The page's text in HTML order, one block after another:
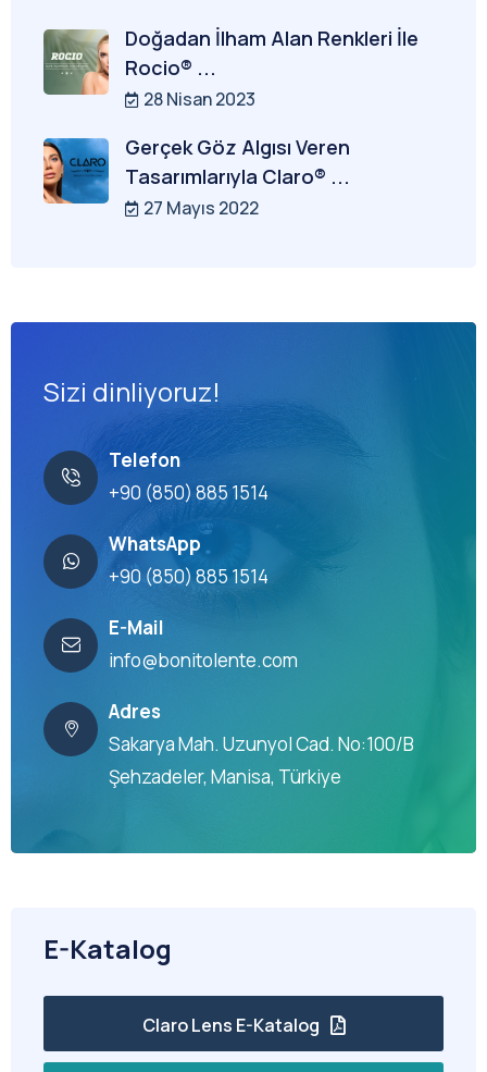
Doğadan İlham Alan Renkleri İle
Rocio® ...
28 Nisan 2023
Gerçek Göz Algısı Veren
Tasarımlarıyla Claro® ...
27 Mayıs 2022
Sizi dinliyoruz!
Telefon
+90 (850) 885 1514
WhatsApp
+90 (850) 885 1514
E-Mail
info@bonitolente.com
Adres
Sakarya Mah. Uzunyol Cad. No:100/B
Şehzadeler, Manisa, Türkiye
E-Katalog
Claro Lens E-Katalog